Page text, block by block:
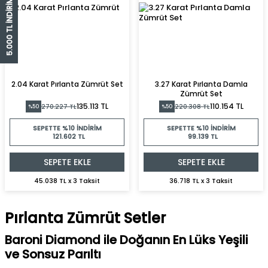
5.000 TL İNDİRİM ÇEKİ
2.04 Karat Pırlanta Zümrüt Set
%50 270.227 TL135.113 TL
SEPETTE %10 İNDIRIM
121.602 TL
SEPETE EKLE
45.038 TL x 3 Taksit
3.27 Karat Pırlanta Damla
Zümrüt Set
%50 220.308 TL110.154 TL
SEPETTE %10 İNDIRIM
99.139 TL
SEPETE EKLE
36.718 TL x 3 Taksit
Pırlanta Zümrüt Setler
Baroni Diamond ile Doğanın En Lüks Yeşili
ve Sonsuz Parıltı